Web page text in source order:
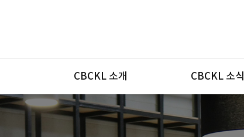
메뉴
CBCKL 소개 CBCKL 소식